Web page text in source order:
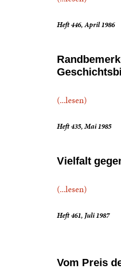
Heft 446, April 1986
(...lesen)
Heft 435, Mai 1985
Vielfalt
(...lesen)
Heft 461, Juli 1987
Vom Preis